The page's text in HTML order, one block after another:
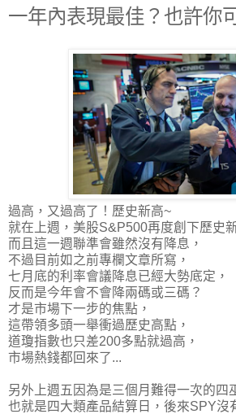
一年內表現最佳？也許你
過高，又過高了！歷史新高~
就在上週，美股S&P500再度創下歷史
而且這一週聯準會雖然沒有降息，
不過目前如之前專欄文章所寫，
七月底的利率會議降息已經大勢底定，
反而是今年會不會降兩碼或三碼？
才是市場下一步的焦點，
這帶領多頭一舉衝過歷史高點，
道瓊指數也只差200多點就過高 ，
市場熱錢都回來了...
另外上週五因為是三個月難得一次的四
也就是四大類產品結算日，後來SPY沒